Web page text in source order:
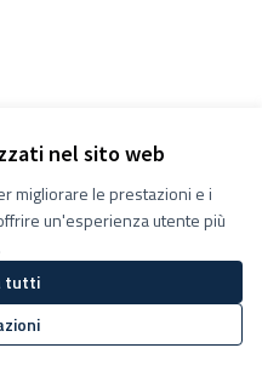
nel sito web
migliorare le prestazioni e i
un'esperienza utente più
tutti